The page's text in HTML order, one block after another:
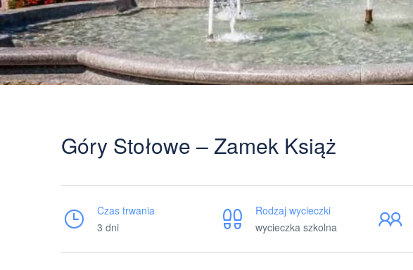
Góry Stołowe – Zamek Książ
Czas trwania
3 dni
Rodzaj wycieczki
wycieczka szkolna